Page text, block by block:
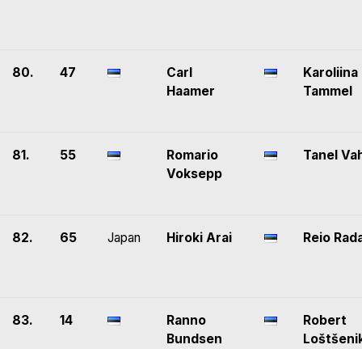
80. 47
Carl
Haamer
Karoliina
Tammel
81. 55
Romario
Voksepp
Tanel
82. 65 Japan Hiroki Arai Reio
83. 14
Ranno
Bundsen
Robert